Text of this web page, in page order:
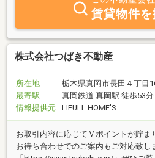
賃貸物件を
株式会社つばき不動産
所在地
栃木県真岡市長田４丁目
最寄駅
真岡鉄道 真岡駅 徒歩53分
情報提供元
LIFULL HOME'S
お取引内容に応じてＶポイントが貯
お待ち合わせでのご案内もご対応致し